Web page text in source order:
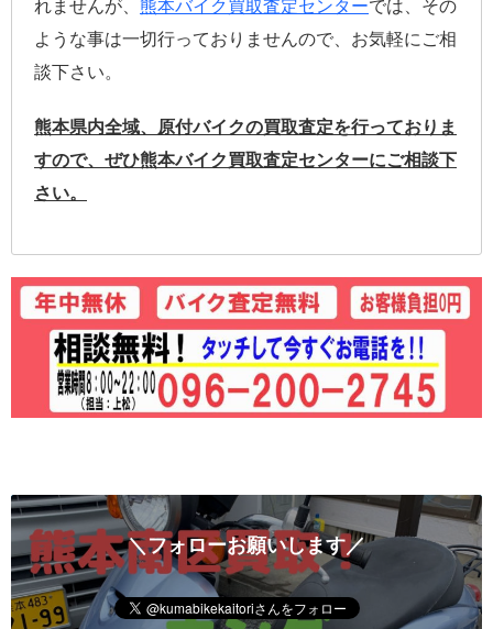
れませんが、 熊本バイク買取査定センターでは、その
ような事は一切行っておりませんので、お気軽にご相
談下さい。
熊本県内全域、原付バイクの買取査定を行っておりま
すので、ぜひ熊本バイク買取査定センターにご相談下
さい。
＼フォローお願いします／